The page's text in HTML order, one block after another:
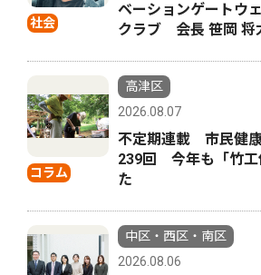
社会
ベーションゲートウ
クラブ 会長 笹岡 将
コラム
高津区
2026.08.07
不定期連載 市民健
239回 今年も「竹工
た
中区・西区・南区
2026.08.06